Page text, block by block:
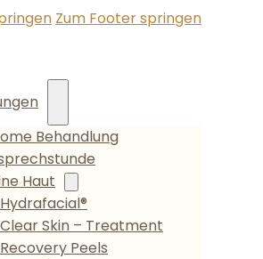
Zum Footer springen
Behandlung
Haut
Hydrafacial®
Clear Skin – Treatment
Recovery Peels